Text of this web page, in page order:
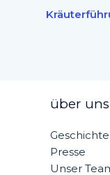
über uns
Geschichte
Presse
Unser